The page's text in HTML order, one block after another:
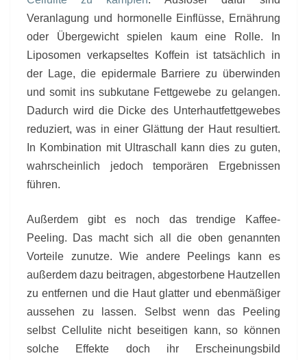
Veranlagung und hormonelle Einflüsse, Ernährung
oder Übergewicht spielen kaum eine Rolle. In
Liposomen verkapseltes Koffein ist tatsächlich in
der Lage, die epidermale Barriere zu überwinden
und somit ins subkutane Fettgewebe zu gelangen.
Dadurch wird die Dicke des Unterhautfettgewebes
reduziert, was in einer Glättung der Haut resultiert.
In Kombination mit Ultraschall kann dies zu guten,
wahrscheinlich jedoch temporären Ergebnissen
führen.
Außerdem gibt es noch das trendige Kaffee-
Peeling. Das macht sich all die oben genannten
Vorteile zunutze. Wie andere Peelings kann es
außerdem dazu beitragen, abgestorbene Hautzellen
zu entfernen und die Haut glatter und ebenmäßiger
aussehen zu lassen. Selbst wenn das Peeling
selbst Cellulite nicht beseitigen kann, so können
solche Effekte doch ihr Erscheinungsbild